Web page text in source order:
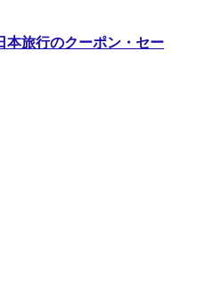
本旅行のクーポン・セー